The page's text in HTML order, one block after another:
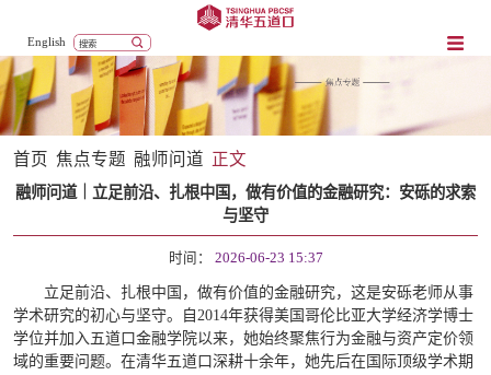
English
首页 焦点专题 融师问道 正文
融师问道｜立足前沿、扎根中国，做有价值的金融研究：安砾的求索
与坚守
时间： 2026-06-23 15:37
立足前沿、扎根中国，做有价值的金融研究，这是安砾老师从事
学术研究的初心与坚守。自2014年获得美国哥伦比亚大学经济学博士
学位并加入五道口金融学院以来，她始终聚焦行为金融与资产定价领
域的重要问题。在清华五道口深耕十余年，她先后在国际顶级学术期